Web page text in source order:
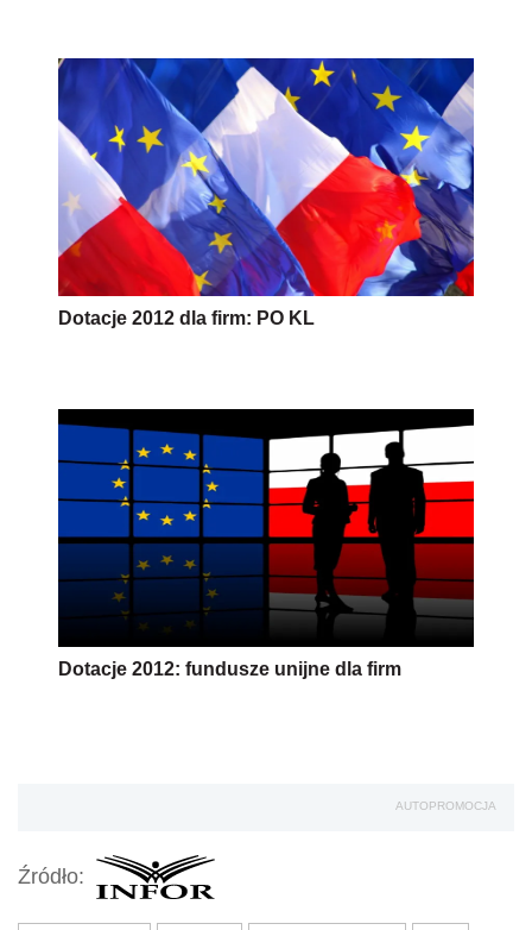
Dotacje 2012 dla firm: PO KL
Dotacje 2012: fundusze unijne dla firm
AUTOPROMOCJA
Źródło: